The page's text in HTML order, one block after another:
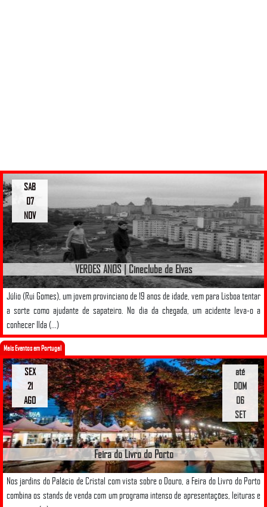
VERDES ANOS | Cineclube de Elvas
Júlio (Rui Gomes), um jovem provinciano de 19 anos de idade, vem para Lisboa tentar
a sorte como ajudante de sapateiro. No dia da chegada, um acidente leva-o a
conhecer Ilda (...)
SAB
07
NOV
Mais Eventos em Portugal
Feira do Livro do Porto
Nos jardins do Palácio de Cristal com vista sobre o Douro, a Feira do Livro do Porto
combina os stands de venda com um programa intenso de apresentações, leituras e
até
DOM
06
SET
SEX
21
AGO